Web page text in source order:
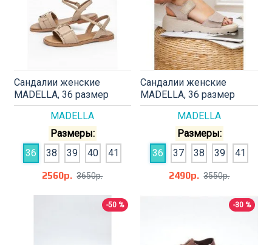
MADELLA
Сандалии женские
MADELLA, 36 размер
Размеры:
36
38 39 40
41
2560р. 3650р.
MADELLA
Сандалии женские
MADELLA, 36 размер
Размеры:
36
37 38 39
41
2490р. 3550р.
-50 % -30 %